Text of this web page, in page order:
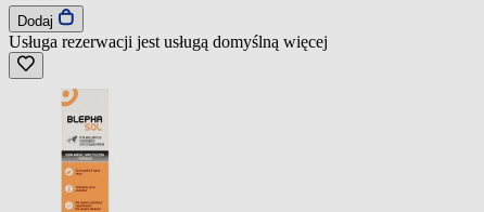
Dodaj
Usługa rezerwacji jest usługą domyślną więcej